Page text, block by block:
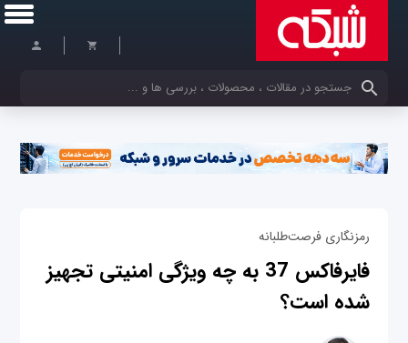
کلمات کلیدی خود را وارد کنید
رمزنگاری فرصت‌طلبانه
فایرفاکس 37 به چه ویژگی‌ امنیتی تجهیز
شده است؟